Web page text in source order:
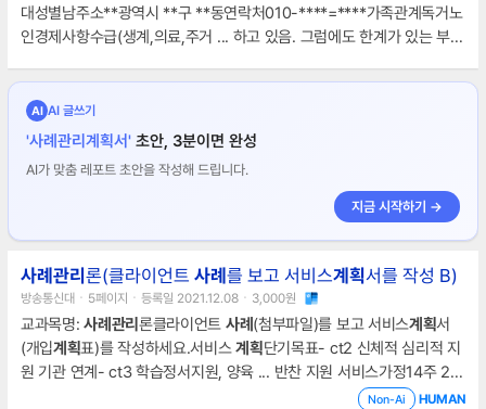
대성별남주소**광역시 **구 **동연락처010-****=****가족관계독거노
인경제사항수급(생계,의료,주거 ... 하고 있음. 그럼에도 한계가 있는 부분
수 있도록 지원을 위해사례관리진행함.사정기록지[문제 요소] 주거 취약
... 을까 하는 우려로 세입자로서의 권익을 보호 받지 못 하고 있음.실행
획서[목적] 안정적인 생활 공간을 마련한다.*ct의 역할- 주거 이전 및 현
재 생활 공간에 거주 유무를 결정한다.
AI AI 글쓰기
'사례관리계획서' 초안, 3분이면 완성
AI가 맞춤 레포트 초안을 작성해 드립니다.
지금 시작하기 →
사례 관리 론(클라이언트 사례 를 보고 서비스계획서를 작성 B)
방송통신대ㆍ5페이지ㆍ등록일 2021.12.08ㆍ3,000원
교과목명:사례 관리 론클라이언트 사례 (첨부파일)를 보고 서비스계획서
(개입계획표)를 작성하세요.서비스계획단기목표- ct2 신체적 심리적 지
원 기관 연계- ct3 학습정서지원, 양육 ... 반찬 지원 서비스가정14주 2회
우리모두재가노인지원센터이행중사랑의 쌀 지원가정15분기별종로종합
Non-Ai HUMAN